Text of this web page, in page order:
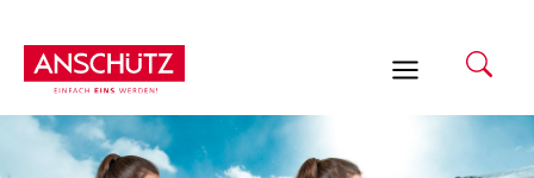
Inhalt
springen